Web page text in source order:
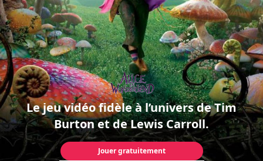
Le jeu vidéo fidèle à l’univers de Tim
Burton et de Lewis Carroll.
Jouer gratuitement